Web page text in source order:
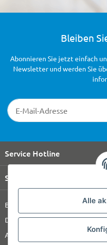
Alle
Bleiben
Newsletter-Registrierung
Abonnieren Sie jetzt einfach
Newsletter und werden Sie
Service Hotline
Shop Service
Barrierefreiheitserklärung
Datenschutz
AGB